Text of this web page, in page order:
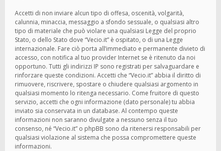
Accetti di non inviare alcun tipo di offesa, oscenità, volgarità,
calunnia, minaccia, messaggio a sfondo sessuale, o qualsiasi altro
tipo di materiale che può violare una qualsiasi Legge del proprio
Stato, o dello Stato dove “Vecio.it” è ospitato, o di una Legge
internazionale. Fare ciò porta all’immediato e permanente divieto di
accesso, con notifica al tuo provider Internet se è ritenuto da noi
opportuno. Tutti gli indirizzi IP sono registrati per salvaguardare e
rinforzare queste condizioni. Accetti che “Vecio.it” abbia il diritto di
rimuovere, riscrivere, spostare o chiudere qualsiasi argomento in
qualsiasi momento lo ritenga necessario. Come fruitore di questo
servizio, accetti che ogni informazione (dato personale) tu abbia
inviato sia conservata in un database. Al contempo queste
informazioni non saranno divulgate a nessuno senza il tuo
consenso, né “Vecio.it” o phpBB sono da ritenersi responsabili per
qualsiasi violazione al sistema che possa compromettere queste
informazioni.